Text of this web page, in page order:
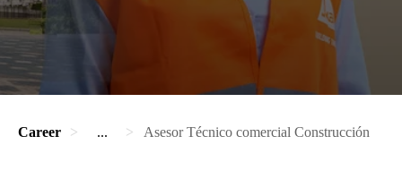
Career ... Asesor Técnico comercial Construcción